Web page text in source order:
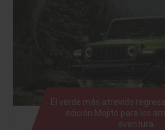
El verde más atrevido
edición Mojito para los
aventura.